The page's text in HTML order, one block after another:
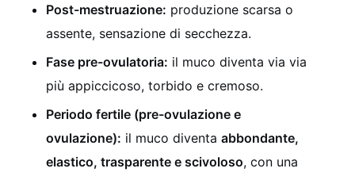
Post-mestruazione: produzione scarsa o
assente, sensazione di secchezza.
Fase pre-ovulatoria: il muco diventa via via
più appiccicoso, torbido e cremoso.
Periodo fertile (pre-ovulazione e
ovulazione): il muco diventa abbondante,
elastico, trasparente e scivoloso, con una